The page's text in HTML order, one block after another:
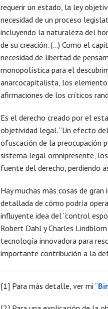
requerir un estado, la ley
necesidad de un proceso
incluyendo la naturaleza del
de su creación. (…) Como el
necesidad de libertad de
monopolística para el
anarcocapitalista, los
afirmaciones de los críticos
Es el derecho creado por el
objetividad legal. “Un efecto
ofuscación de la preocupación
sistema legal omnipresente,
fuente del derecho, perdiendo
Hay muchas más cosas de gran
detallada de cómo podría
influyente idea del “control
Robert Dahl y Charles
tecnología innovadora para
importante contribución a la
[1] Para más detalle, ver mi “